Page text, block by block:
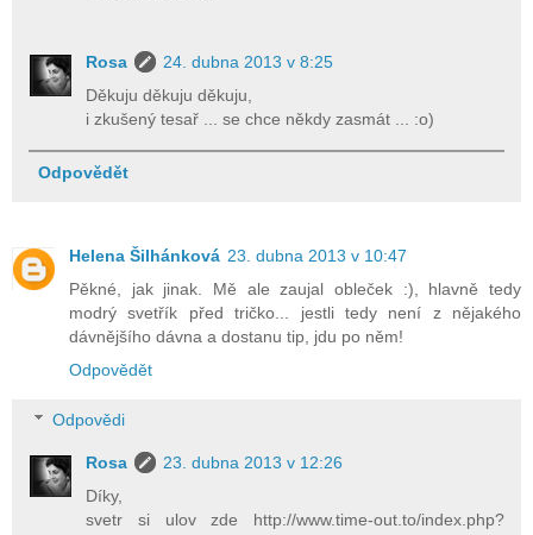
Rosa
24. dubna 2013 v 8:25
Děkuju děkuju děkuju,
i zkušený tesař ... se chce někdy zasmát ... :o)
Odpovědět
Helena Šilhánková 23. dubna 2013 v 10:47
Pěkné, jak jinak. Mě ale zaujal obleček :), hlavně tedy
modrý svetřík před tričko... jestli tedy není z nějakého
dávnějšího dávna a dostanu tip, jdu po něm!
Odpovědět
Odpovědi
Rosa
23. dubna 2013 v 12:26
Díky,
svetr si ulov zde http://www.time-out.to/index.php?